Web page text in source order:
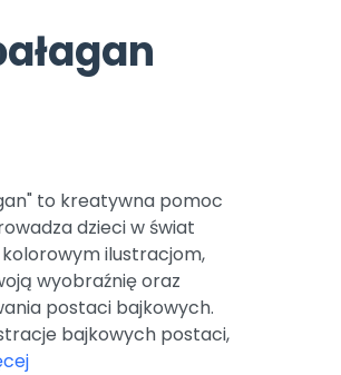
numery
to kreatywna pomoc
dzieci w świat
ilustracjom,
wyobraźnię oraz
postaci bajkowych.
bajkowych postaci,